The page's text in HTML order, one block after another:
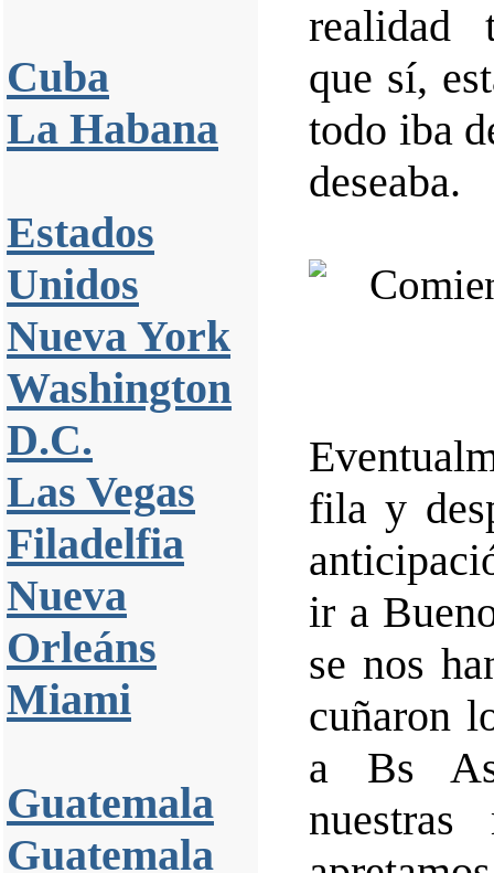
Cuba
La Habana
Estados
Unidos
Nueva York
Washington
D.C.
Las Vegas
Filadelfia
Nueva
Orleáns
Miami
Guatemala
Guatemala
realidad
que sí,
todo iba
deseaba.
fila y
ir a
se nos
cuñaron
a Bs